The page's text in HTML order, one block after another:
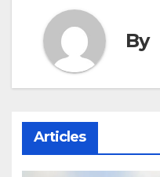
By
Articles